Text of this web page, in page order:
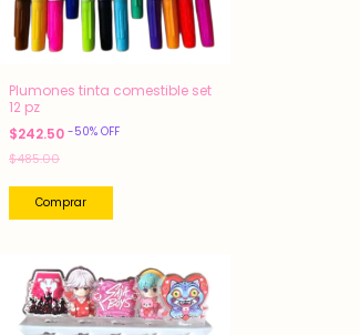
Plumones tinta comestible set
12 pz
$242.50 -50% OFF
$485.00